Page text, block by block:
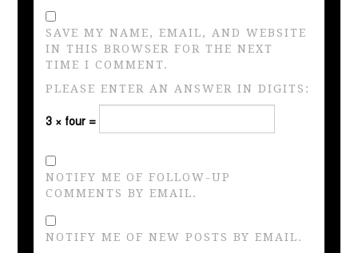
SAVE MY NAME, EMAIL, AND WEBSITE
IN THIS BROWSER FOR THE NEXT
TIME I COMMENT.
PLEASE ENTER AN ANSWER IN DIGITS:
3 × four =
NOTIFY ME OF FOLLOW-UP
COMMENTS BY EMAIL.
NOTIFY ME OF NEW POSTS BY EMAIL.